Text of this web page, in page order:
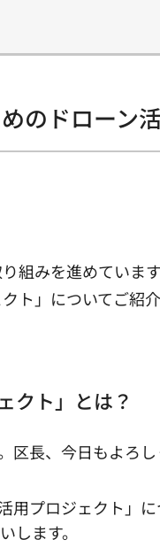
のドローン
組みを進めていま
ト」についてご紹
クト」とは？
区長、今日もよろ
プロジェクト」
します。